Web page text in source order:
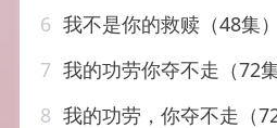
6 我不是你的救赎（48集）
7 我的功劳你夺不走（72
8 我的功劳，你夺不走（